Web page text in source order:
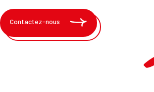
Contactez-nous